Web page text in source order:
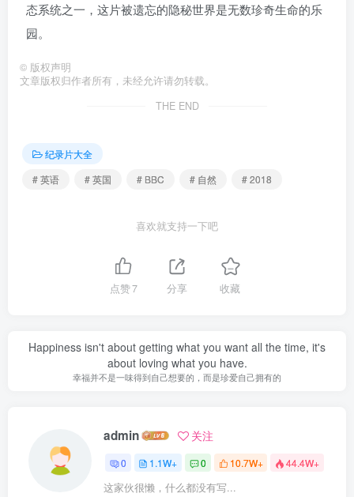
态系统之一，这片被遗忘的隐秘世界是无数珍奇生命的乐
园。
© 版权声明
文章版权归作者所有，未经允许请勿转载。
THE END
纪录片大全
# 英语
# 英国 # BBC # 自然 # 2018
喜欢就支持一下吧
点赞7 分享 收藏
Happiness isn't about getting what you want all the time, it's
about loving what you have.
幸福并不是一味得到自己想要的，而是珍爱自己拥有的
admin 关注
0 1.1W+ 0 10.7W+ 44.4W+
这家伙很懒，什么都没有写...